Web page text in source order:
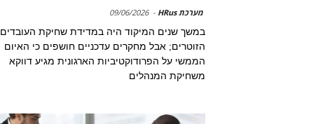
מערכת HRus -
09/06/2026
במשך שנים המיקוד היה במדידת שחיקת העובדים
הזוטרים; אבל מחקרים עדכניים חושפים כי האיום
הממשי על הפרודוקטיביות הארגונית מגיע דווקא
משחיקת המנהלים